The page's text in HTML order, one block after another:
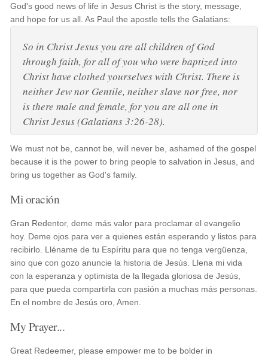
God's good news of life in Jesus Christ is the story, message,
and hope for us all. As Paul the apostle tells the Galatians:
So in Christ Jesus you are all children of God
through faith, for all of you who were baptized into
Christ have clothed yourselves with Christ. There is
neither Jew nor Gentile, neither slave nor free, nor
is there male and female, for you are all one in
Christ Jesus (Galatians 3:26-28).
We must not be, cannot be, will never be, ashamed of the gospel
because it is the power to bring people to salvation in Jesus, and
bring us together as God's family.
Mi oración
Gran Redentor, deme más valor para proclamar el evangelio
hoy. Deme ojos para ver a quienes están esperando y listos para
recibirlo. Lléname de tu Espíritu para que no tenga vergüenza,
sino que con gozo anuncie la historia de Jesús. Llena mi vida
con la esperanza y optimista de la llegada gloriosa de Jesús,
para que pueda compartirla con pasión a muchas más personas.
En el nombre de Jesús oro, Amen.
My Prayer...
Great Redeemer, please empower me to be bolder in